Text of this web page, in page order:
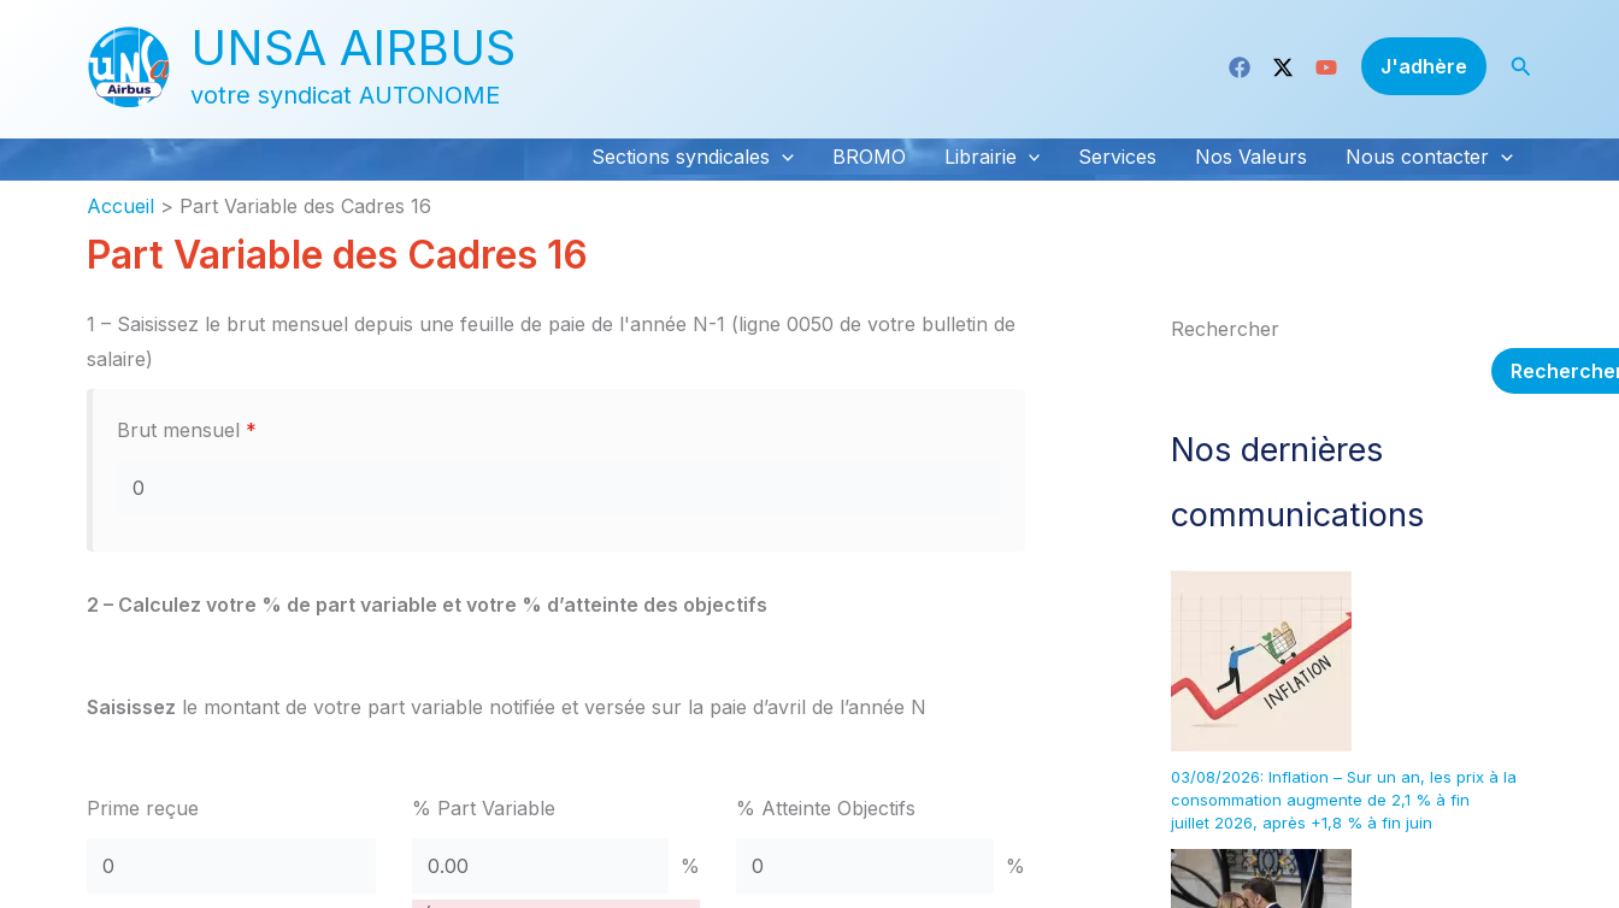
UNSA AIRBUS
votre syndicat AUTONOME
J'adhère
Sections syndicales BROMO Librairie Services Nos Valeurs Nous contacter
Accueil Part Variable des Cadres 16
Part Variable des Cadres 16
1 – Saisissez le brut mensuel depuis une feuille de paie de l'année N-1 (ligne 0050 de votre bulletin de
salaire)
Brut mensuel *
2 – Calculez votre % de part variable et votre % d’atteinte des objectifs
Saisissez le montant de votre part variable notifiée et versée sur la paie d’avril de l’année N
Prime reçue % Part Variable
%
% Atteinte Objectifs
%
Rechercher
Nos dernières
communications
03/08/2026: Inflation – Sur un an, les prix à la
consommation augmente de 2,1 % à fin
juillet 2026, après +1,8 % à fin juin